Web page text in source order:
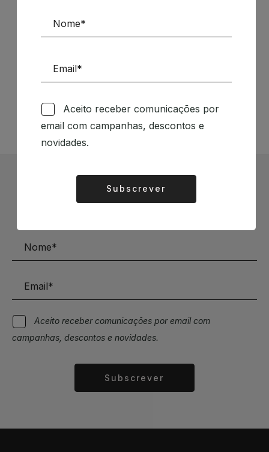
Siga-nos nas Redes Sociais
Subscrever Newsletter
Aceito receber comunicações por email com
campanhas, descontos e novidades.
Subscrever
Aceito receber comunicações por
email com campanhas, descontos e
novidades.
Subscrever